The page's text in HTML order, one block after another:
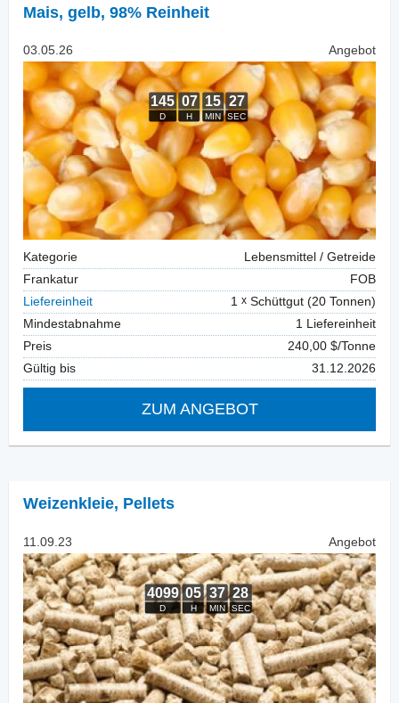
Mais, gelb, 98% Reinheit
03.05.26 Angebot
Kategorie
Lebensmittel / Getreide
Frankatur
FOB
Liefereinheit
1
Schüttgut (20 Tonnen)
Mindestabnahme
1 Liefereinheit
Preis
240,00 $/Tonne
Gültig bis
31.12.2026
ZUM ANGEBOT
Weizenkleie, Pellets
11.09.23 Angebot